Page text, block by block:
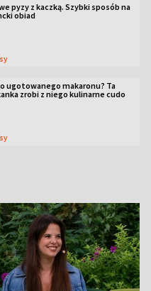
pyzy z kaczką. Szybki sposób na
obiad
ugotowanego makaronu? Ta
zrobi z niego kulinarne cudo